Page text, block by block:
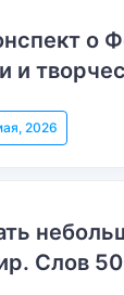
о
и
2026
Слов